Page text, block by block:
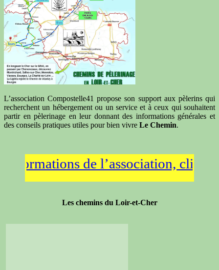
L’association Compostelle41 propose son support aux pèlerins qui
recherchent un hébergement ou un service et à ceux qui souhaitent
partir en pèlerinage en leur donnant des informations générales et
des conseils pratiques utiles pour bien vivre Le Chemin.
de l’association, cliquez
Les chemins du Loir-et-Cher